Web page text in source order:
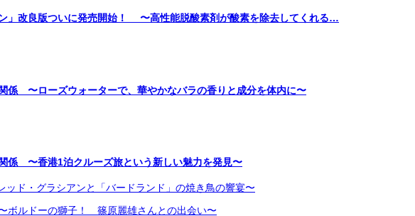
」改良版ついに発売開始！ 〜高性能脱酸素剤が酸素を除去してくれる…
係 〜ローズウォーターで、華やかなバラの香りと成分を体内に〜
係 〜香港1泊クルーズ旅という新しい魅力を発見〜
ド・グラシアンと「バードランド」の焼き鳥の響宴〜
ルドーの獅子！ 篠原麗雄さんとの出会い〜